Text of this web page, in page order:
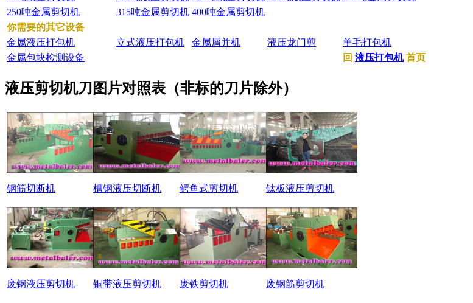
250吨金属剪切机
315吨金属剪切机 400吨金属剪切机
你需要的其它设备
金属液压打包机
立式液压打包机 金属屑并机 液压龙门剪
羊毛打包机
金属包块检测设备
回 液压打包机首页
液压剪切机刀图片对照表（非标的刀片除外）
钢筋切断机 槽钢液压切断机 鳄鱼式剪切机 钛板液压剪切机
废钢液压剪切机 铜带液压剪切机 废铁剪切机 废钢筋剪切机